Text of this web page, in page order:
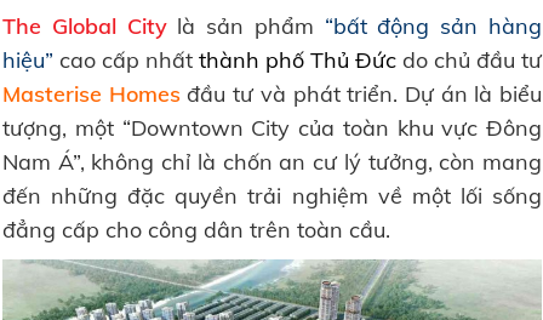
The Global Citylà sản phẩm “bất động sản hàng
hiệu” cao cấp nhất thành phố Thủ Đức do chủ đầu tư
Masterise Homesđầu tư và phát triển. Dự án là biểu
tượng, một “Downtown City của toàn khu vực Đông
Nam Á”, không chỉ là chốn an cư lý tưởng, còn mang
đến những đặc quyền trải nghiệm về một lối sống
đẳng cấp cho công dân trên toàn cầu.